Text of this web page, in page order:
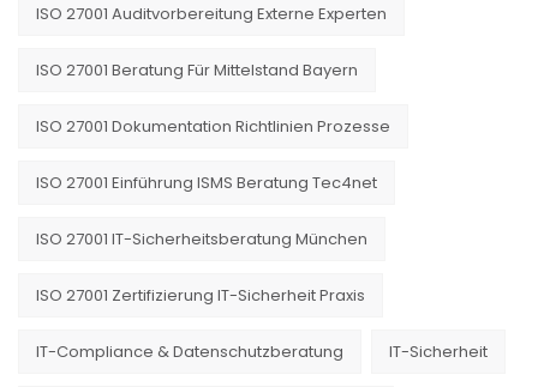
ISO 27001 Auditvorbereitung Externe Experten
ISO 27001 Beratung Für Mittelstand Bayern
ISO 27001 Dokumentation Richtlinien Prozesse
ISO 27001 Einführung ISMS Beratung Tec4net
ISO 27001 IT-Sicherheitsberatung München
ISO 27001 Zertifizierung IT-Sicherheit Praxis
IT-Compliance & Datenschutzberatung IT-Sicherheit